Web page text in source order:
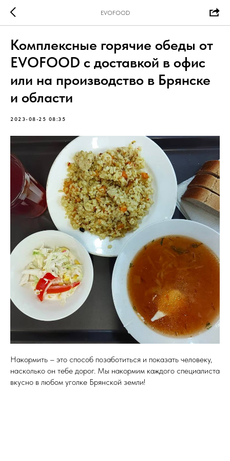
EVOFOOD
Комплексные горячие обеды от
EVOFOOD c доставкой в офис
или на производство в Брянске
и области
2023-08-25 08:35
Накормить – это способ позаботиться и показать человеку,
насколько он тебе дорог. Мы накормим каждого специалиста
вкусно в любом уголке Брянской земли!